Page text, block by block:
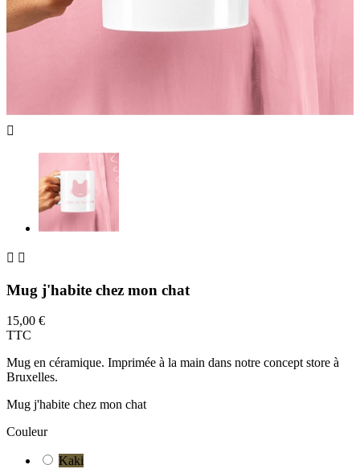

 
Mug j'habite chez mon chat
15,00 €
TTC
Mug en céramique. Imprimée à la main dans notre concept store à
Bruxelles.
Mug j'habite chez mon chat
Couleur
Kaki